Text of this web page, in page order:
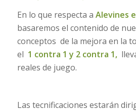
En lo que respecta a Alevines
basaremos el contenido de
conceptos de la mejora en la
el 1 contra 1 y 2 contra 1,
reales de juego.
Las tecnificaciones estarán